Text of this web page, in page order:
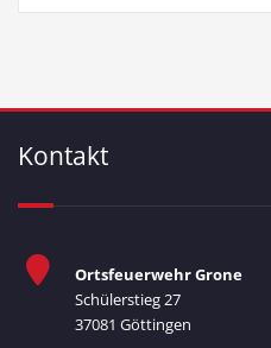
Kontakt
Ortsfeuerwehr Grone
Schülerstieg 27
37081 Göttingen